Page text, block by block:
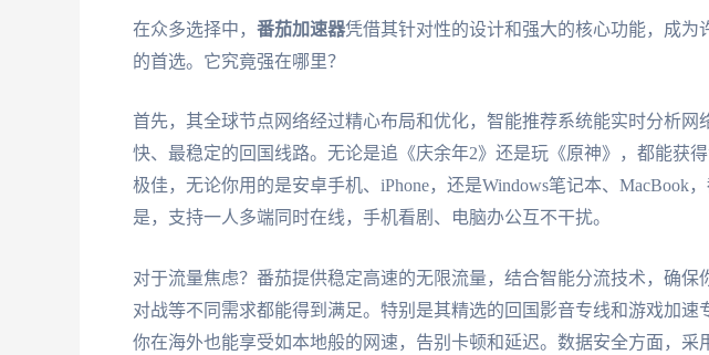
在众多选择中， 番茄加速器凭借其针对性的设计和强大的核心功能，成为
的首选。它究竟强在哪里？
首先，其全球节点网络经过精心布局和优化，智能推荐系统能实时分析网
快、最稳定的回国线路。无论是追《庆余年2》还是玩《原神》，都能获
极佳，无论你用的是安卓手机、iPhone，还是Windows笔记本、MacBook
是，支持一人多端同时在线，手机看剧、电脑办公互不干扰。
对于流量焦虑？番茄提供稳定高速的无限流量，结合智能分流技术，确保
对战等不同需求都能得到满足。特别是其精选的回国影音专线和游戏加速
你在海外也能享受如本地般的网速，告别卡顿和延迟。数据安全方面，采